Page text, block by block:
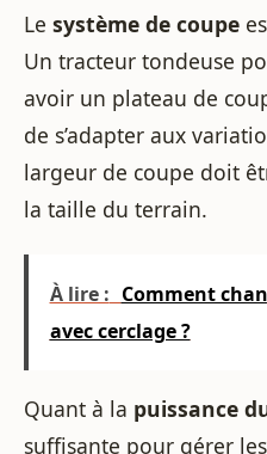
Le système de coupe
Un tracteur tondeuse
avoir un plateau de
de s’adapter aux
largeur de coupe doit
la taille du terrain.
À lire : Comment
avec cerclage ?
Quant à la puissance
suffisante pour gérer